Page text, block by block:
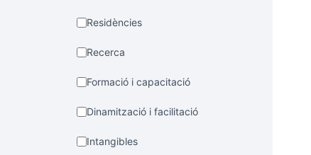
Residències
Recerca
Formació i capacitació
Dinamització i facilitació
Intangibles